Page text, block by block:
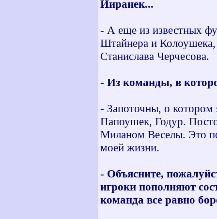
Йиранек...
- А еще из известных
Штайнера и Колоушека,
Станислава Черчесова.
- Из команды, в
- Запоточны, о котором
Папоушек, Годур.
Миланом Веселы. Это
моей жизни.
- Объясните,
игроки пополняют
команда все равно